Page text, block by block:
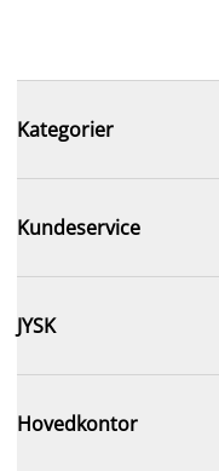
Kategorier
Kundeservice
JYSK
Hovedkontor